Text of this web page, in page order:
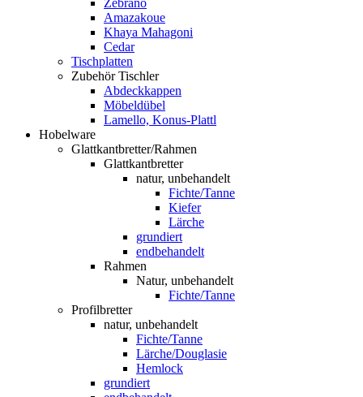
Zebrano
Amazakoue
Khaya Mahagoni
Cedar
Tischplatten
Zubehör Tischler
Abdeckkappen
Möbeldübel
Lamello, Konus-Plattl
Hobelware
Glattkantbretter/Rahmen
Glattkantbretter
natur, unbehandelt
Fichte/Tanne
Kiefer
Lärche
grundiert
endbehandelt
Rahmen
Natur, unbehandelt
Fichte/Tanne
Profilbretter
natur, unbehandelt
Fichte/Tanne
Lärche/Douglasie
Hemlock
grundiert